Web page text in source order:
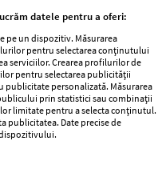
un drum drept, lipsit
plin de provocări și
datele pentru a oferi:
pe un dispozitiv. Măsurarea
pentru selectarea conținutului
serviciilor. Crearea profilurilor de
pentru selectarea publicității
publicitate personalizată. Măsurarea
prin statistici sau combinații
limitate pentru a selecta conținutul.
publicitatea. Date precise de